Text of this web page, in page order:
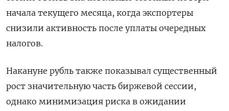
начала текущего месяца, когда экспортеры
снизили активность после уплаты очередных
налогов.
Накануне рубль также показывал существенный
рост значительную часть биржевой сессии,
однако минимизация риска в ожидании